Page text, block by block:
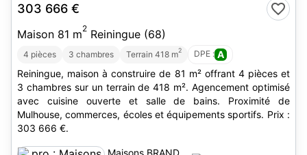
303 666 €
Maison 81 m2 Reiningue (68)
4 pièces 3 chambres Terrain 418 m2 DPE : A
Reiningue, maison à construire de 81 m² offrant 4 pièces et
3 chambres sur un terrain de 418 m². Agencement optimisé
avec cuisine ouverte et salle de bains. Proximité de
Mulhouse, commerces, écoles et équipements sportifs. Prix :
303 666 €.
Maisons BRAND